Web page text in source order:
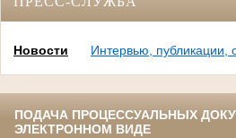
Новости Интервью,
ПОДАЧА ПРОЦЕССУАЛЬНЫХ
ЭЛЕКТРОННОМ ВИДЕ